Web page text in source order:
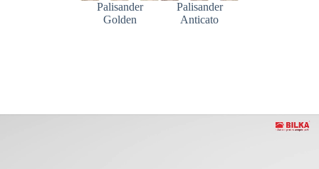
Palisander
Golden
Palisander
Anticato